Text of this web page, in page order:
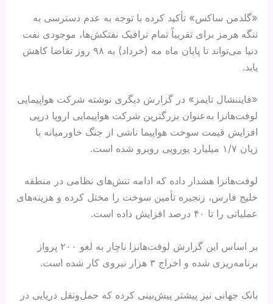
«گلدمن ساکس» تأکید کرده با توجه به عدم دسترسی به
تنگه هرمز برای تقریباً تمام ترافیک نفتکش‌ها، موجودی نفت
دنیا می‌تواند تا پایان ماه مه (خرداد) به ۹۸ روز تقاضا کاهش
یابد.
«فایننشال تایمز» در گزارش دیگری نوشته شرکت هواپیمایی
لوفت‌هانزا به‌عنوان بزرگترین شرکت هواپیمایی اروپا درپی
افزایش قیمت سوخت هواپیما ناشی از جنگ خاورمیانه با
زیان ۱/۷ میلیارد یورویی روبرو شده است.
لوفت‌هانزا هشدار داده که ادامه تنش‌های نظامی در منطقه
خلیج فارس، زنجیره تأمین سوخت را مختل کرده و هزینه‌های
عملیاتی را تا ۴۰ درصد افزایش داده است.
بر اساس این گزارش لوفت‌هانزا ناچار به لغو ۲۰۰ پرواز
برنامه‌ریزی شده و اخراج ۳ هزار نیروی کار شده است.
بانک جهانی نیز پیشتر پیش‌بینی کرده که حمل‌ونقل دریایی در